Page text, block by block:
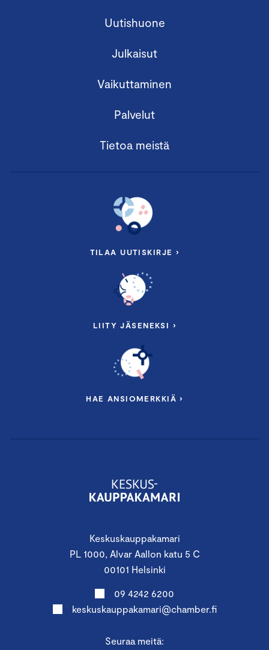
Keskuskauppakamari
PL 1000, Alvar Aallon katu 5 C
00101 Helsinki
09 4242 6200
keskuskauppakamari@chamber.fi
Seuraa meitä:
Uutishuone
Julkaisut
Vaikuttaminen
Palvelut
Tietoa meistä
TILAA UUTISKIRJE ›
LIITY JÄSENEKSI ›
HAE ANSIOMERKKIÄ ›